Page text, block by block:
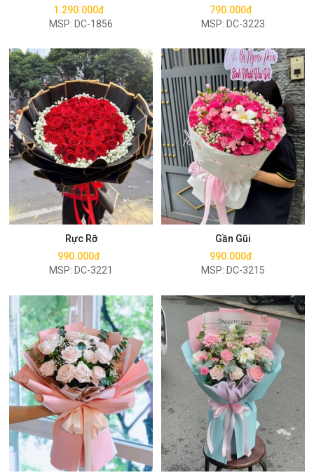
1.290.000đ
MSP: DC-1856
790.000đ
MSP: DC-3223
Rực Rỡ
990.000đ
MSP: DC-3221
Mua ngay
Gần Gũi
990.000đ
MSP: DC-3215
Mua ngay
Mua ngay Mua ngay